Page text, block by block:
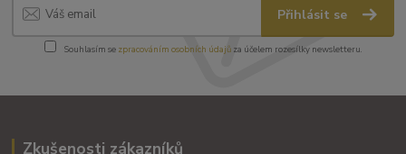
Přihlásit se
Souhlasím se zpracováním osobních údajůza účelem rozesílky newsletteru.
Zkušenosti zákazníků